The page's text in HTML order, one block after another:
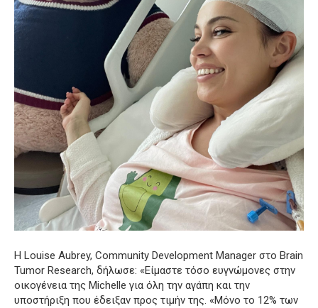
Η Louise Aubrey, Community Development Manager στο Brain
Tumor Research, δήλωσε: «Είμαστε τόσο ευγνώμονες στην
οικογένεια της Michelle για όλη την αγάπη και την
υποστήριξη που έδειξαν προς τιμήν της. «Μόνο το 12% των